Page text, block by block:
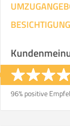
96% positive